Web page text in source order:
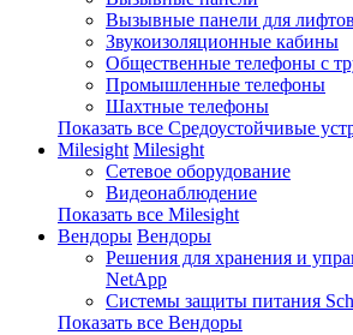
Вызывные панели для лифтов
Звукоизоляционные кабины
Общественные телефоны с
Промышленные телефоны
Шахтные телефоны
Показать все Средоустойчивые
Milesight Milesight
Сетевое оборудование
Видеонаблюдение
Показать все Milesight
Вендоры Вендоры
Решения для хранения и
NetApp
Системы защиты питания
Показать все Вендоры